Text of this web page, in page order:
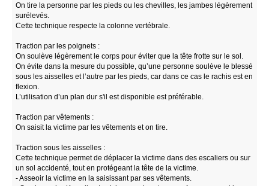
On tire la personne par les pieds ou les chevilles, les jambes légèrement
surélevés.
Cette technique respecte la colonne vertébrale.
Traction par les poignets :
On soulève légèrement le corps pour éviter que la tête frotte sur le sol.
On évite dans la mesure du possible, qu’une personne soulève le blessé
sous les aisselles et l’autre par les pieds, car dans ce cas le rachis est en
flexion.
L’utilisation d’un plan dur s'il est disponible est préférable.
Traction par vêtements :
On saisit la victime par les vêtements et on tire.
Traction sous les aisselles :
Cette technique permet de déplacer la victime dans des escaliers ou sur
un sol accidenté, tout en protégeant la tête de la victime.
- Asseoir la victime en la saisissant par ses vêtements.